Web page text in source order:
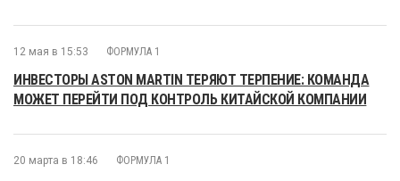
12 мая в 15:53 ФОРМУЛА 1
ИНВЕСТОРЫ ASTON MARTIN ТЕРЯЮТ ТЕРПЕНИЕ: КОМАНДА
МОЖЕТ ПЕРЕЙТИ ПОД КОНТРОЛЬ КИТАЙСКОЙ КОМПАНИИ
20 марта в 18:46 ФОРМУЛА 1